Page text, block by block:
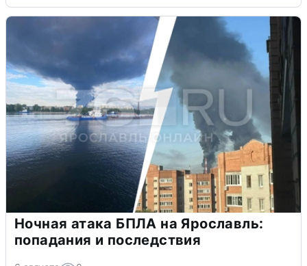
Ночная атака БПЛА на Ярославль:
попадания и последствия